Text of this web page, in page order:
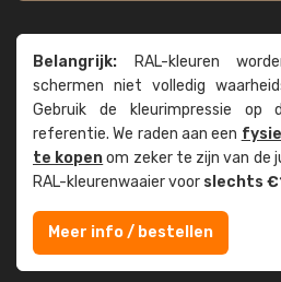
Belangrijk: RAL-kleuren
schermen niet volledig
Gebruik de kleur­impressie op
referentie. We raden aan een
te kopenom zeker te zijn van de
RAL-kleuren­waaier voor slechts
Meer info / bestellen